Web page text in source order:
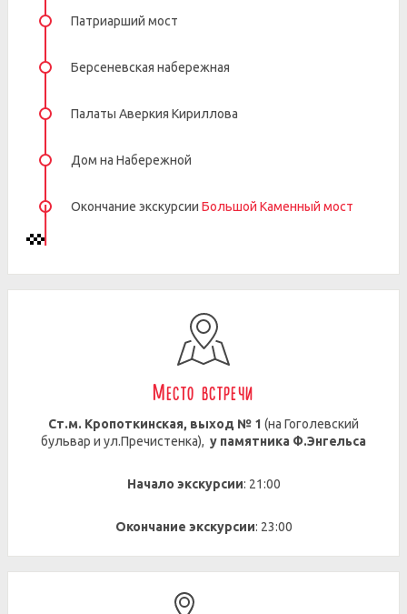
Патриарший мост
Берсеневская набережная
Палаты Аверкия Кириллова
Дом на Набережной
Окончание экскурсии Большой Каменный мост
Место встречи
Ст.м. Кропоткинская, выход № 1 (на Гоголевский
бульвар и ул.Пречистенка), у памятника Ф.Энгельса
Начало экскурсии: 21:00
Окончание экскурсии: 23:00